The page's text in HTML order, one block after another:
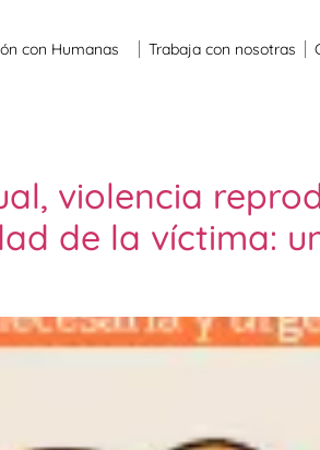
con Humanas Trabaja con nosotras
violencia
de la víctima: